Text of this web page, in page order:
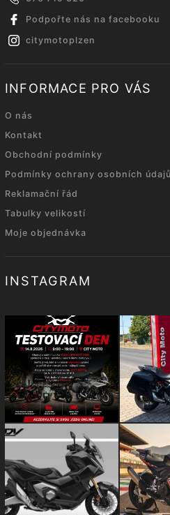
Podpořte nás na facebooku
citymotoplzen
INFORMACE PRO VÁS
O nás
Kontakt
Obchodní podmínky
Podmínky ochrany osobních údajů
Reklamační řád
Tabulky velikostí
Moje objednávka
INSTAGRAM